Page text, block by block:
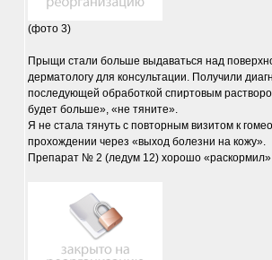
(фото 3)
Прыщи стали больше выдаваться над
дерматологу для консультации. Получили
последующей обработкой спиртовым
будет больше», «не тяните».
Я не стала тянуть с повторным визитом к
прохождении через «выход болезни на кожу».
Препарат № 2 (ледум 12) хорошо